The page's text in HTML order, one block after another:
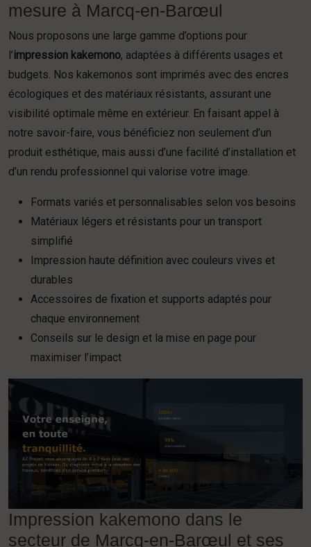
mesure à Marcq-en-Barœul
Nous proposons une large gamme d’options pour
l’impression kakemono, adaptées à différents usages et
budgets. Nos kakemonos sont imprimés avec des encres
écologiques et des matériaux résistants, assurant une
visibilité optimale même en extérieur. En faisant appel à
notre savoir-faire, vous bénéficiez non seulement d’un
produit esthétique, mais aussi d’une facilité d’installation et
d’un rendu professionnel qui valorise votre image.
Formats variés et personnalisables selon vos besoins
Matériaux légers et résistants pour un transport
simplifié
Impression haute définition avec couleurs vives et
durables
Accessoires de fixation et supports adaptés pour
chaque environnement
Conseils sur le design et la mise en page pour
maximiser l’impact
Impression kakemono dans le
secteur de Marcq-en-Barœul et ses